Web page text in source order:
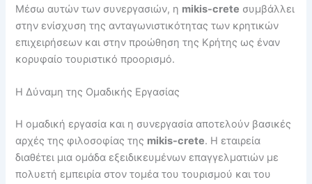
Μέσω αυτών των συνεργασιών, η mikis-crete συμβάλλει
στην ενίσχυση της ανταγωνιστικότητας των κρητικών
επιχειρήσεων και στην προώθηση της Κρήτης ως έναν
κορυφαίο τουριστικό προορισμό.
Η Δύναμη της Ομαδικής Εργασίας
Η ομαδική εργασία και η συνεργασία αποτελούν βασικές
αρχές της φιλοσοφίας της mikis-crete. Η εταιρεία
διαθέτει μια ομάδα εξειδικευμένων επαγγελματιών με
πολυετή εμπειρία στον τομέα του τουρισμού και του